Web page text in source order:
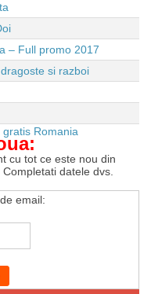
– Full promo 2017
si razboi
cu tot ce este nou din
datele dvs.
email: